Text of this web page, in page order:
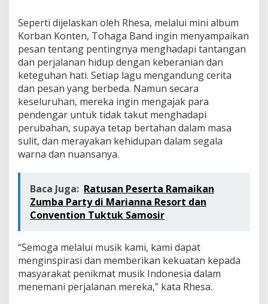
Seperti dijelaskan oleh Rhesa, melalui mini album
Korban Konten, Tohaga Band ingin menyampaikan
pesan tentang pentingnya menghadapi tantangan
dan perjalanan hidup dengan keberanian dan
keteguhan hati. Setiap lagu mengandung cerita
dan pesan yang berbeda. Namun secara
keseluruhan, mereka ingin mengajak para
pendengar untuk tidak takut menghadapi
perubahan, supaya tetap bertahan dalam masa
sulit, dan merayakan kehidupan dalam segala
warna dan nuansanya.
Baca Juga: Ratusan Peserta Ramaikan
Zumba Party di Marianna Resort dan
Convention Tuktuk Samosir
“Semoga melalui musik kami, kami dapat
menginspirasi dan memberikan kekuatan kepada
masyarakat penikmat musik Indonesia dalam
menemani perjalanan mereka,” kata Rhesa.